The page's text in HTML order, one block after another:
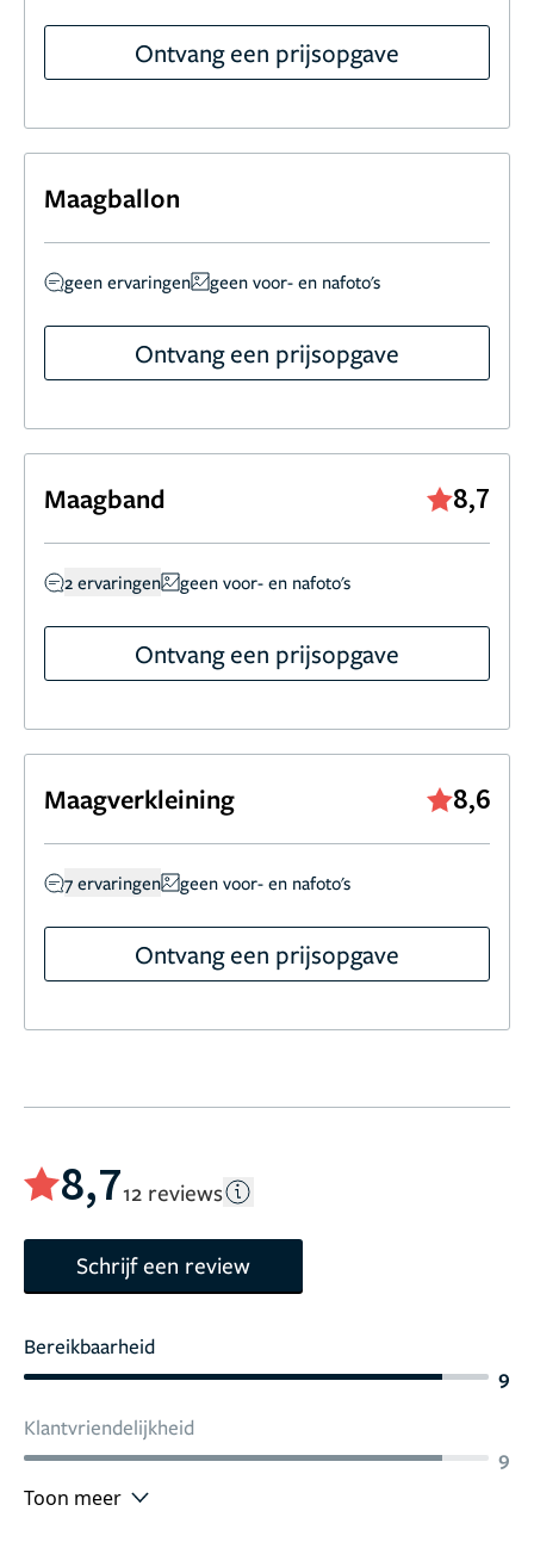
Ontvang een prijsopgave
Maagballon
geen ervaringen geen voor- en nafoto's
Ontvang een prijsopgave
Maagband 8,7
2 ervaringen geen voor- en nafoto's
Ontvang een prijsopgave
Maagverkleining 8,6
7 ervaringen geen voor- en nafoto's
Ontvang een prijsopgave
8,712 reviews
Schrijf een review
Bereikbaarheid
9
Klantvriendelijkheid
9
Toon meer